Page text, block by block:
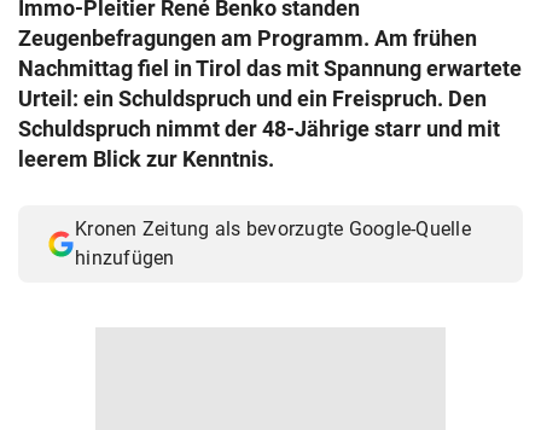
Immo-Pleitier René Benko standen
Zeugenbefragungen am Programm. Am frühen
Nachmittag fiel in Tirol das mit Spannung erwartete
Urteil: ein Schuldspruch und ein Freispruch. Den
Schuldspruch nimmt der 48-Jährige starr und mit
leerem Blick zur Kenntnis.
Kronen Zeitung als bevorzugte Google-Quelle
hinzufügen